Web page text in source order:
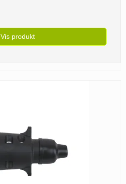
Vis produkt